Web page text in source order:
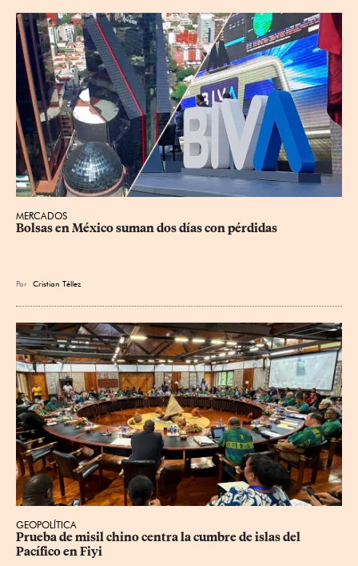
MERCADOS
Bolsas en México suman dos días con pérdidas
Por Cristian Téllez
GEOPOLÍTICA
Prueba de misil chino centra la cumbre de islas del
Pacífico en Fiyi